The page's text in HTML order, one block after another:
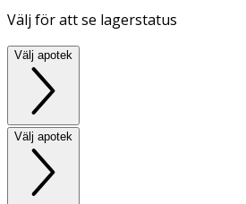
Välj för att se lagerstatus
Välj apotek
Välj apotek